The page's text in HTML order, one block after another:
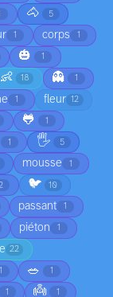
🐴 5
1 corps 1
🎃 1
👶 18 👻 1
1 fleur 12
🐸 1
1 🖐️ 5
mousse 1
🐦 10
passant 1
piéton 1
22
1 🥗 1
1 👼 1